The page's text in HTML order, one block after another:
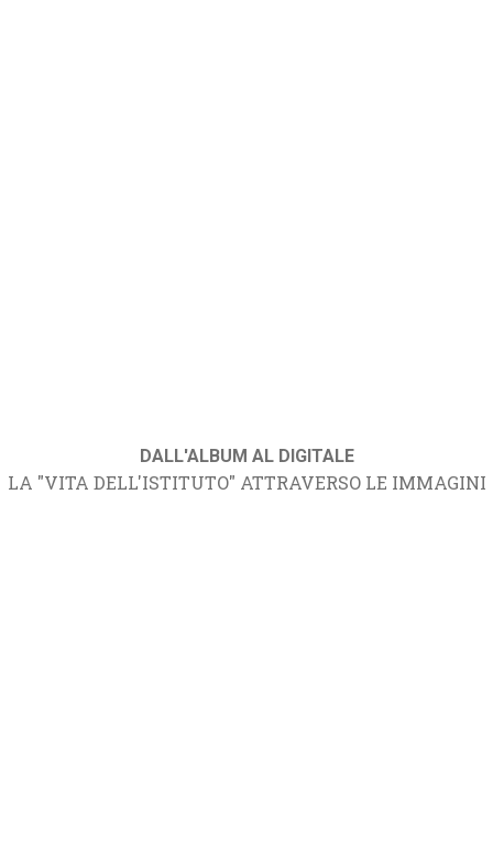
DALL'ALBUM AL DIGITALE
LA "VITA DELL'ISTITUTO" ATTRAVERSO LE IMMAGINI